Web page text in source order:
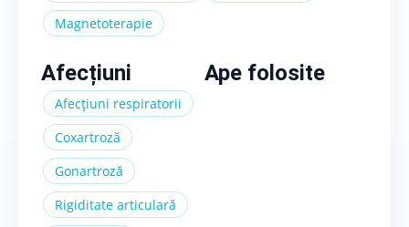
Magnetoterapie
Afecțiuni
Afecțiuni respiratorii
Coxartroză
Gonartroză
Rigiditate articulară
Ape folosite